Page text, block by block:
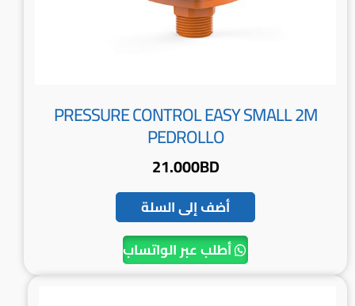
PRESSURE CONTROL EASY SMALL 2M
PEDROLLO
21.000BD
أضف إلى السلة
أطلب عبر الواتساب